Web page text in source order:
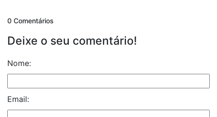
0 Comentários
Deixe o seu comentário!
Nome:
Email: